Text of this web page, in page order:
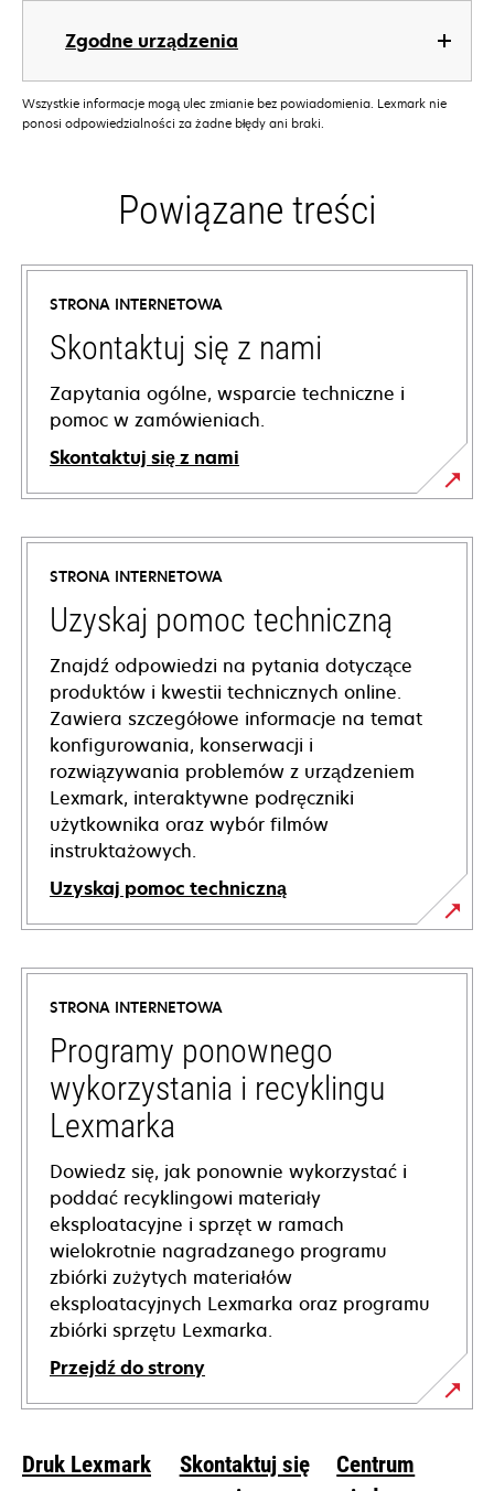
Zgodne urządzenia
Wszystkie informacje mogą ulec zmianie bez powiadomienia. Lexmark nie
ponosi odpowiedzialności za żadne błędy ani braki.
Powiązane treści
STRONA INTERNETOWA
Skontaktuj się z nami
Zapytania ogólne, wsparcie techniczne i
pomoc w zamówieniach.
Skontaktuj się z nami
STRONA INTERNETOWA
Uzyskaj pomoc techniczną
Znajdź odpowiedzi na pytania dotyczące
produktów i kwestii technicznych online.
Zawiera szczegółowe informacje na temat
konfigurowania, konserwacji i
rozwiązywania problemów z urządzeniem
Lexmark, interaktywne podręczniki
użytkownika oraz wybór filmów
instruktażowych.
Uzyskaj pomoc techniczną
opens
in
new
tab
STRONA INTERNETOWA
Programy ponownego
wykorzystania i recyklingu
Lexmarka
Dowiedz się, jak ponownie wykorzystać i
poddać recyklingowi materiały
eksploatacyjne i sprzęt w ramach
wielokrotnie nagradzanego programu
zbiórki zużytych materiałów
eksploatacyjnych Lexmarka oraz programu
zbiórki sprzętu Lexmarka.
Przejdź do strony
Druk Lexmark
Skontaktuj się
Centrum